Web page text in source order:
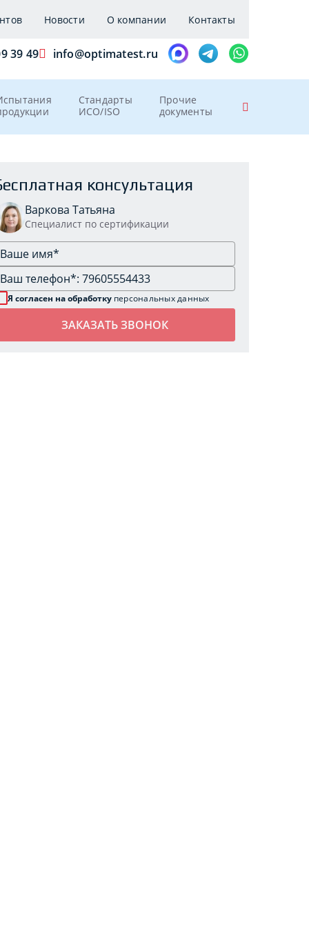
Новости О компании Контакты
39 49 info@optimatest.ru
Стандарты
ИСО/ISO
Прочие
документы
консультация
Варкова Татьяна
Специалист по сертификации
Я согласен на обработку персональных данных